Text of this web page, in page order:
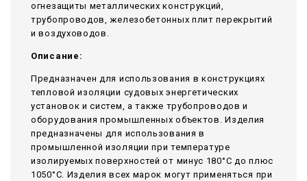
огнезащиты металлических конструкций,
трубопроводов, железобетонных плит перекрытий
и воздуховодов.
Описание:
Предназначен для использования в конструкциях
тепловой изоляции судовых энергетических
установок и систем, а также трубопроводов и
оборудования промышленных объектов. Изделия
предназначены для использования в
промышленной изоляции при температуре
изолируемых поверхностей от минус 180°С до плюс
1050°С. Изделия всех марок могут применяться при